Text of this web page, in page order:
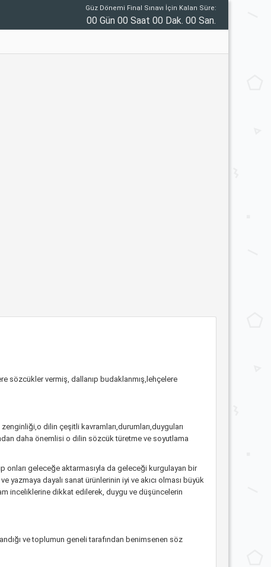
Güz Dönemi Final Sınavı İçin Kalan Süre:
00 Gün 00 Saat 00 Dak. 00 San.
sözcükler vermiş, dallanıp budaklanmış,lehçelere
dilin çeşitli kavramları,durumları,duyguları
daha önemlisi o dilin sözcük türetme ve soyutlama
onları geleceğe aktarmasıyla da geleceği kurgulayan bir
yazmaya dayalı sanat ürünlerinin iyi ve akıcı olması büyük
inceliklerine dikkat edilerek, duygu ve düşüncelerin
ve toplumun geneli tarafından benimsenen söz